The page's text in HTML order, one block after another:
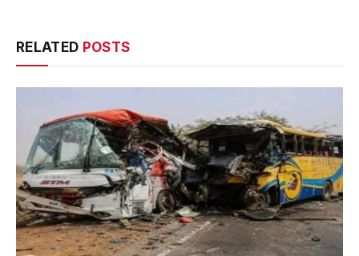
RELATED POSTS